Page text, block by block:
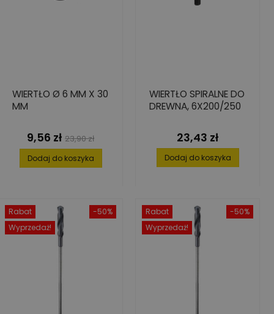
WIERTŁO Ø 6 MM X 30
MM
Cena
9,56 zł Cena
podstawowa
23,90 zł
Dodaj do koszyka
WIERTŁO SPIRALNE DO
DREWNA, 6X200/250
Cena
23,43 zł
Dodaj do koszyka
-50%
Rabat
Wyprzedaż!
-50%
Rabat
Wyprzedaż!